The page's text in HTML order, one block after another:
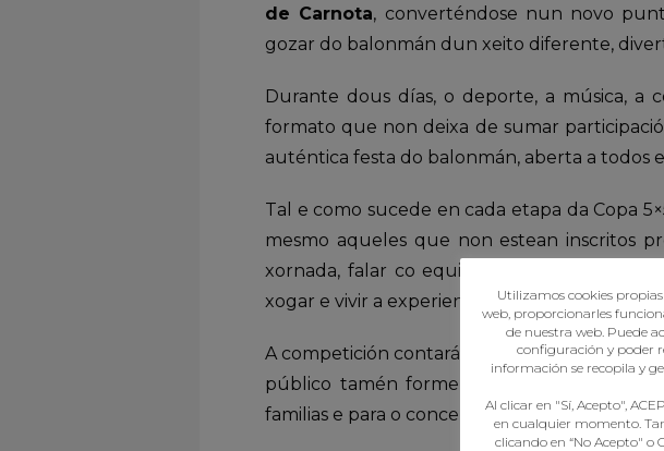
de Carnota, converténdose nun novo
gozar do balonmán dun xeito diferente,
Durante dous días, o deporte, a música, a
formato que non deixa de sumar
auténtica festa do balonmán, aberta a todos
Tal e como sucede en cada etapa da Copa
mesmo aqueles que non estean inscritos
xornada, falar co equipo da Federación
xogar e vivir a experiencia.
A competición contará con categorías desde
público tamén forme parte desta cita, o
familias e para o concello.
Utilizamos cookies
web, proporcionarles
de nuestra web. Puede
configuración y poder
información se recopila y
Al clicar en "Sí, Acepto",
en cualquier momento.
clicando en “No Acepto" o